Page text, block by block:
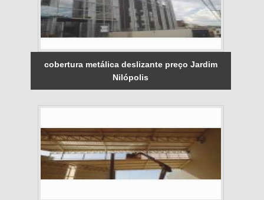
cobertura metálica deslizante preço Jardim
Nilópolis